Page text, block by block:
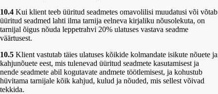
10.4 Kui klient teeb üüritud seadmetes omavolilisi muudatusi või võtab
üüritud seadmed lahti ilma tarnija eelneva kirjaliku nõusolekuta, on
tarnijal õigus nõuda leppetrahvi 20% ulatuses vastava seadme
väärtusest.
10.5 Klient vastutab täies ulatuses kõikide kolmandate isikute nõuete ja
kahjunõuete eest, mis tulenevad üüritud seadmete kasutamisest ja
nende seadmete abil kogutavate andmete töötlemisest, ja kohustub
hüvitama tarnijale kõik kahjud, kulud ja nõuded, mis sellest võivad
tekkida.